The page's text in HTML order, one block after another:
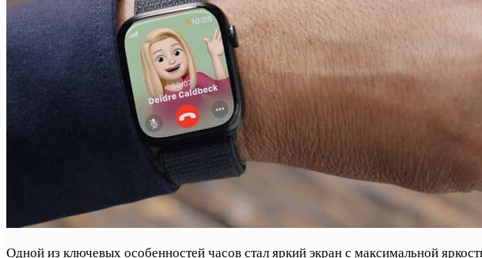
Одной из ключевых особенностей часов стал яркий экран с максимальной